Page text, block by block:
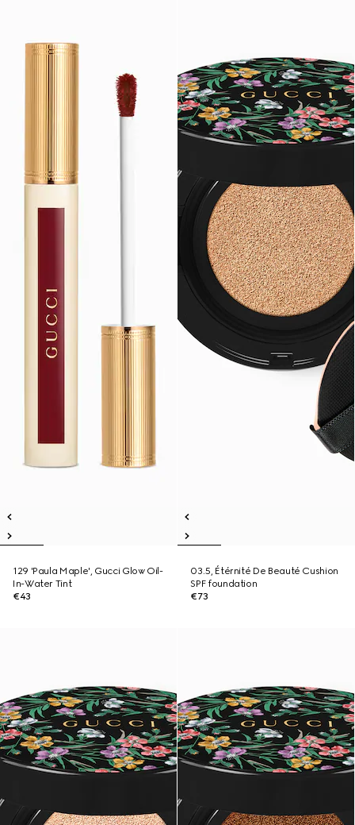
129 'Paula Maple', Gucci Glow Oil-
In-Water Tint
€43
03.5, Étérnité De Beauté Cushion
SPF foundation
€73